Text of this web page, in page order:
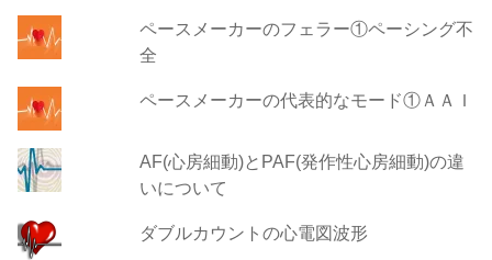
ペースメーカーのフェラー①ペーシング不
全
ペースメーカーの代表的なモード①ＡＡＩ
AF(心房細動)とPAF(発作性心房細動)の違
いについて
ダブルカウントの心電図波形